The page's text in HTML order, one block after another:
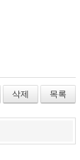
삭제 목록